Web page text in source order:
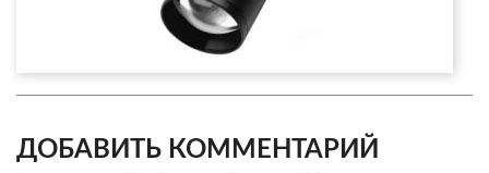
ДОБАВИТЬ КОММЕНТАРИЙ